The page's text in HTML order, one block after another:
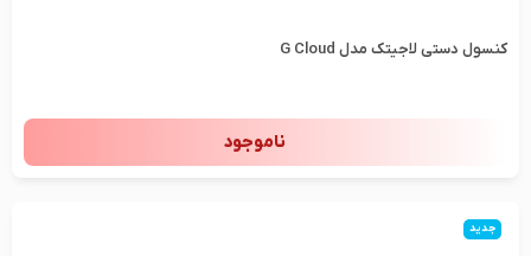
کنسول دستی لاجیتک مدل G Cloud
ناموجود
جدید